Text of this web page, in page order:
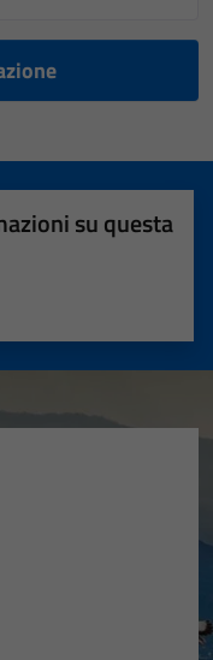
su questa